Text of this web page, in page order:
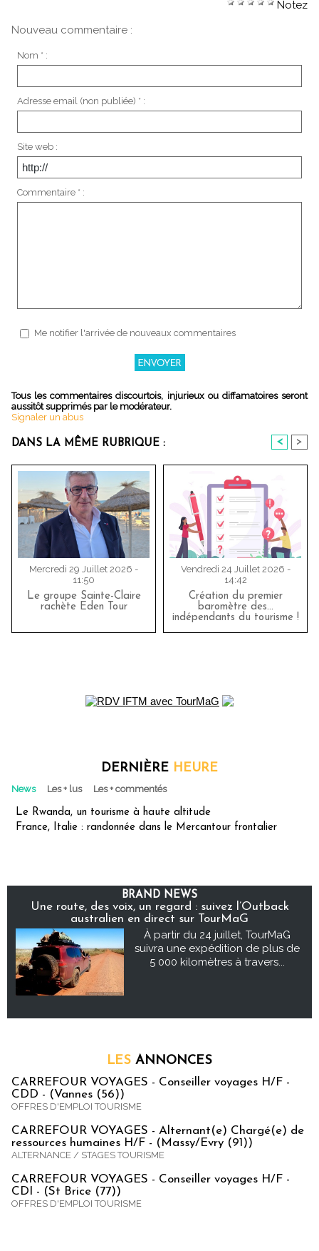
Notez
Nouveau commentaire :
Nom * :
Adresse email (non publiée) * :
Site web :
Commentaire * :
Me notifier l'arrivée de nouveaux commentaires
Tous les commentaires discourtois, injurieux ou diffamatoires seront
aussitôt supprimés par le modérateur.
Signaler un abus
DANS LA MÊME RUBRIQUE : < >
Mercredi 29 Juillet 2026 -
11:50
Le groupe Sainte-Claire
rachète Eden Tour
Vendredi 24 Juillet 2026 -
14:42
Création du premier
baromètre des…
indépendants du tourisme !
DERNIÈRE HEURE
News Les + lus Les + commentés
Le Rwanda, un tourisme à haute altitude
France, Italie : randonnée dans le Mercantour frontalier
BRAND NEWS
Une route, des voix, un regard : suivez l’Outback
australien en direct sur TourMaG
À partir du 24 juillet, TourMaG
suivra une expédition de plus de
5 000 kilomètres à travers...
LES ANNONCES
CARREFOUR VOYAGES - Conseiller voyages H/F -
CDD - (Vannes (56))
OFFRES D'EMPLOI TOURISME
CARREFOUR VOYAGES - Alternant(e) Chargé(e) de
ressources humaines H/F - (Massy/Evry (91))
ALTERNANCE / STAGES TOURISME
CARREFOUR VOYAGES - Conseiller voyages H/F -
CDI - (St Brice (77))
OFFRES D'EMPLOI TOURISME